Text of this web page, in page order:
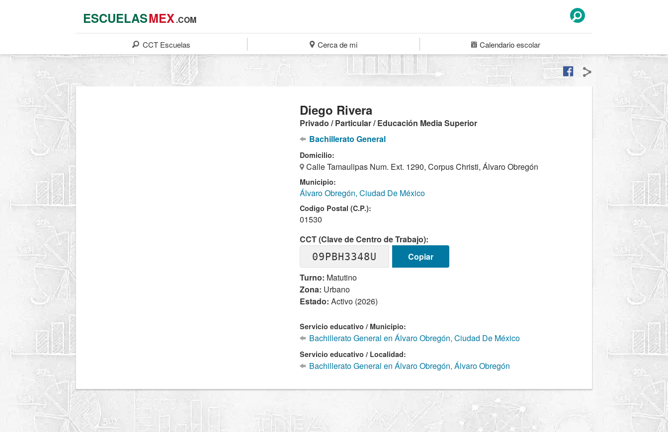
ESCUELASMEX.COM
CCT Escuelas Cerca de mi Calendarioescolar
Diego Rivera
Privado / Particular / Educación Media Superior
Bachillerato General
Domicilio:
Calle Tamaulipas Num. Ext. 1290, Corpus Christi, Álvaro Obregón
Municipio:
Álvaro Obregón, Ciudad De México
Codigo Postal (C.P.):
01530
CCT (Clave de Centro de Trabajo):
09PBH3348U
Copiar
Turno: Matutino
Zona: Urbano
Estado: Activo (2026)
Servicio educativo / Municipio:
Bachillerato General en Álvaro Obregón, Ciudad De México
Servicio educativo / Localidad:
Bachillerato General en Álvaro Obregón, Álvaro Obregón